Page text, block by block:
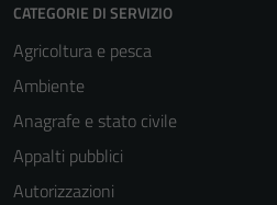
CATEGORIE DI SERVIZIO
Agricoltura e pesca
Ambiente
Anagrafe e stato civile
Appalti pubblici
Autorizzazioni